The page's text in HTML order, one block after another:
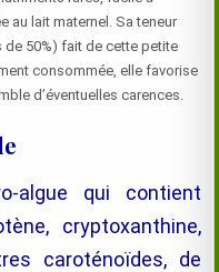
au lait maternel. Sa teneur
50%) fait de cette petite
consommée, elle favorise
d’éventuelles carences.
algue qui contient
cryptoxanthine,
caroténoïdes, de